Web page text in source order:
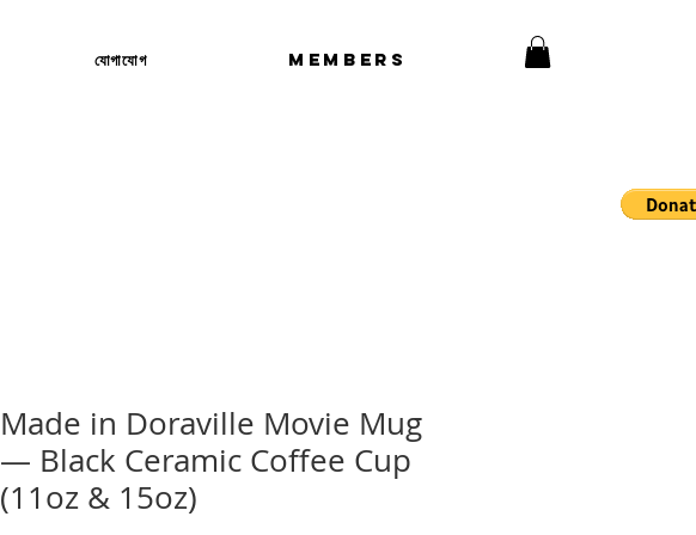
যোগাযোগ Members
Made in Doraville Movie Mug
— Black Ceramic Coffee Cup
(11oz & 15oz)